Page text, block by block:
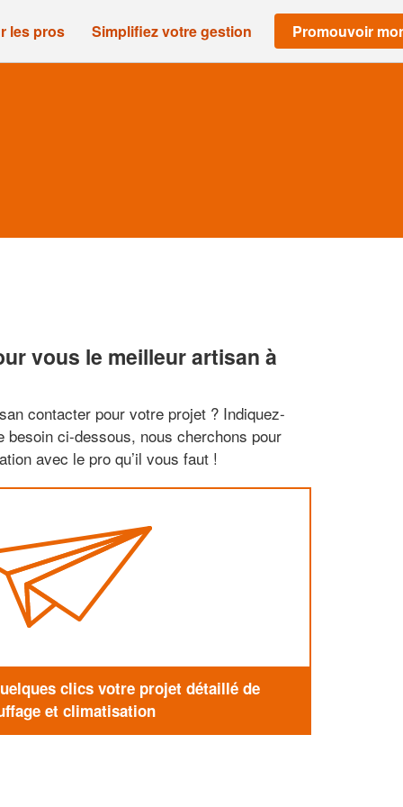
les pros Simplifiez votre gestion Promouvoir
vous le meilleur artisan à
contacter pour votre projet ? Indiquez-
besoin ci-dessous, nous cherchons pour
avec le pro qu’il vous faut !
clics votre projet détaillé de
et climatisation